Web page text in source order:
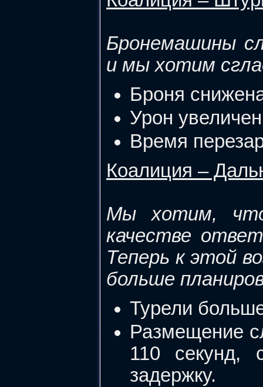
Бронемашины
и мы хотим
Броня
Урон
Время
Коалиция –
Мы хотим,
качестве
Теперь к этой
больше
Турели
Размещение
110 секунд,
задержку.